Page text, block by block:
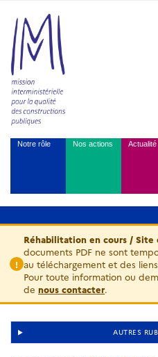
Notre rôle Nos actions Actualité
!
Réhabilitation en cours / Site
documents PDF ne sont
au téléchargement et des
Pour toute information ou
de nous contacter.
AUTRES